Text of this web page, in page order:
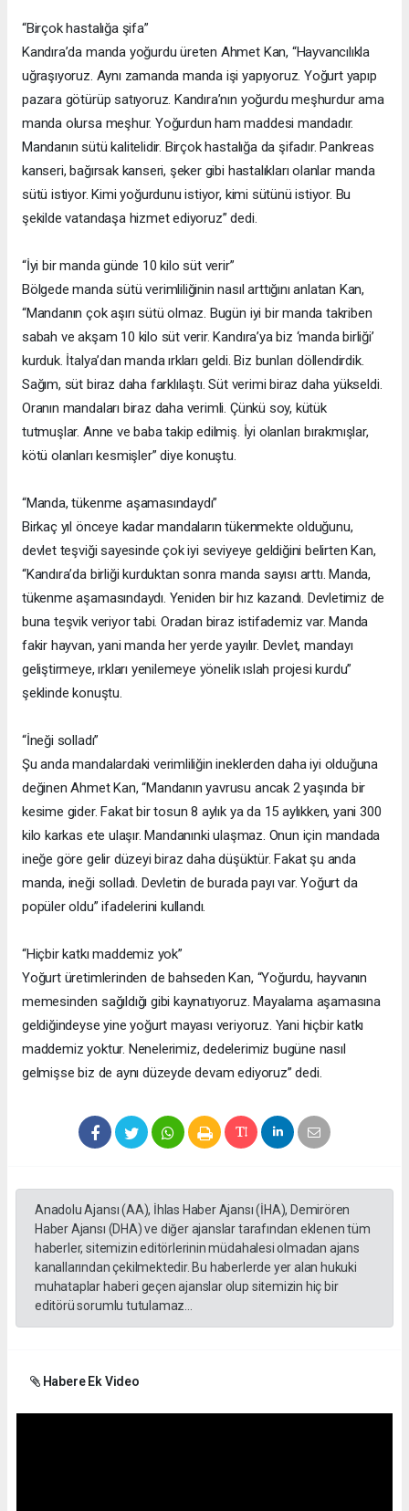
“Birçok hastalığa şifa”
Kandıra’da manda yoğurdu üreten Ahmet Kan, “Hayvancılıkla
uğraşıyoruz. Aynı zamanda manda işi yapıyoruz. Yoğurt yapıp
pazara götürüp satıyoruz. Kandıra’nın yoğurdu meşhurdur ama
manda olursa meşhur. Yoğurdun ham maddesi mandadır.
Mandanın sütü kalitelidir. Birçok hastalığa da şifadır. Pankreas
kanseri, bağırsak kanseri, şeker gibi hastalıkları olanlar manda
sütü istiyor. Kimi yoğurdunu istiyor, kimi sütünü istiyor. Bu
şekilde vatandaşa hizmet ediyoruz” dedi.
“İyi bir manda günde 10 kilo süt verir”
Bölgede manda sütü verimliliğinin nasıl arttığını anlatan Kan,
“Mandanın çok aşırı sütü olmaz. Bugün iyi bir manda takriben
sabah ve akşam 10 kilo süt verir. Kandıra’ya biz ‘manda birliği’
kurduk. İtalya’dan manda ırkları geldi. Biz bunları döllendirdik.
Sağım, süt biraz daha farklılaştı. Süt verimi biraz daha yükseldi.
Oranın mandaları biraz daha verimli. Çünkü soy, kütük
tutmuşlar. Anne ve baba takip edilmiş. İyi olanları bırakmışlar,
kötü olanları kesmişler” diye konuştu.
“Manda, tükenme aşamasındaydı”
Birkaç yıl önceye kadar mandaların tükenmekte olduğunu,
devlet teşviği sayesinde çok iyi seviyeye geldiğini belirten Kan,
“Kandıra’da birliği kurduktan sonra manda sayısı arttı. Manda,
tükenme aşamasındaydı. Yeniden bir hız kazandı. Devletimiz de
buna teşvik veriyor tabi. Oradan biraz istifademiz var. Manda
fakir hayvan, yani manda her yerde yayılır. Devlet, mandayı
geliştirmeye, ırkları yenilemeye yönelik ıslah projesi kurdu”
şeklinde konuştu.
“İneği solladı”
Şu anda mandalardaki verimliliğin ineklerden daha iyi olduğuna
değinen Ahmet Kan, “Mandanın yavrusu ancak 2 yaşında bir
kesime gider. Fakat bir tosun 8 aylık ya da 15 aylıkken, yani 300
kilo karkas ete ulaşır. Mandanınki ulaşmaz. Onun için mandada
ineğe göre gelir düzeyi biraz daha düşüktür. Fakat şu anda
manda, ineği solladı. Devletin de burada payı var. Yoğurt da
popüler oldu” ifadelerini kullandı.
“Hiçbir katkı maddemiz yok”
Yoğurt üretimlerinden de bahseden Kan, “Yoğurdu, hayvanın
memesinden sağıldığı gibi kaynatıyoruz. Mayalama aşamasına
geldiğindeyse yine yoğurt mayası veriyoruz. Yani hiçbir katkı
maddemiz yoktur. Nenelerimiz, dedelerimiz bugüne nasıl
gelmişse biz de aynı düzeyde devam ediyoruz” dedi.
Anadolu Ajansı (AA), İhlas Haber Ajansı (İHA), Demirören
Haber Ajansı (DHA) ve diğer ajanslar tarafından eklenen tüm
haberler, sitemizin editörlerinin müdahalesi olmadan ajans
kanallarından çekilmektedir. Bu haberlerde yer alan hukuki
muhataplar haberi geçen ajanslar olup sitemizin hiç bir
editörü sorumlu tutulamaz...
Habere Ek Video